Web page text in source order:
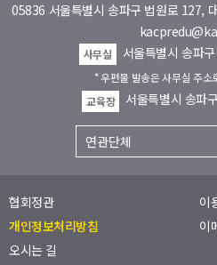
05836 서울특별시 송파구 법원로 127,
사무실 서울특별시 송파
* 우편물 발송은 사무실 주소
교육장
서울특별시 송파
협회정관
이
개인정보처리방침
이
오시는 길